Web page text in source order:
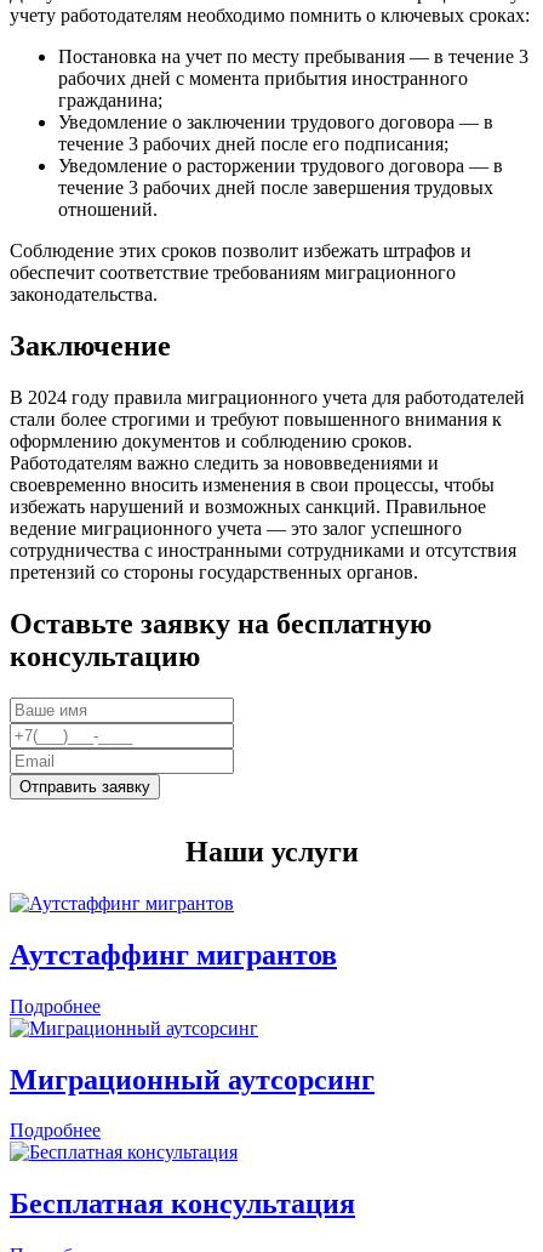
учету работодателям необходимо помнить о ключевых сроках:
Постановка на учет по месту пребывания — в течение 3
рабочих дней с момента прибытия иностранного
гражданина;
Уведомление о заключении трудового договора — в
течение 3 рабочих дней после его подписания;
Уведомление о расторжении трудового договора — в
течение 3 рабочих дней после завершения трудовых
отношений.
Соблюдение этих сроков позволит избежать штрафов и
обеспечит соответствие требованиям миграционного
законодательства.
Заключение
В 2024 году правила миграционного учета для работодателей
стали более строгими и требуют повышенного внимания к
оформлению документов и соблюдению сроков.
Работодателям важно следить за нововведениями и
своевременно вносить изменения в свои процессы, чтобы
избежать нарушений и возможных санкций. Правильное
ведение миграционного учета — это залог успешного
сотрудничества с иностранными сотрудниками и отсутствия
претензий со стороны государственных органов.
Оставьте заявку на бесплатную
консультацию
Отправить заявку
Наши услуги
Аутстаффинг мигрантов
Подробнее
Миграционный аутсорсинг
Подробнее
Бесплатная консультация